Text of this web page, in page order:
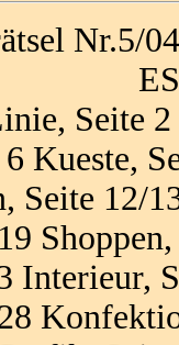
Nr.5/
Seite
Kueste,
Seite 12/
Interieur,